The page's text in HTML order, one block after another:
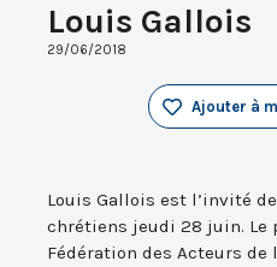
Louis Gallois
29/06/2018
Ajouter à
Louis Gallois est l’invité
chrétiens jeudi 28 juin. Le
Fédération des Acteurs